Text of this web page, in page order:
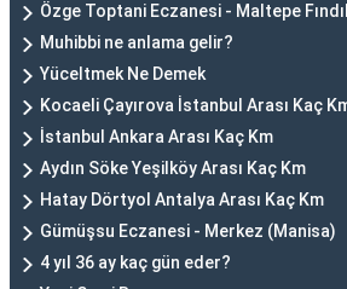
Özge Toptani Eczanesi - Maltepe
Muhibbi ne anlama gelir?
Yüceltmek Ne Demek
Kocaeli Çayırova İstanbul Arası Kaç
İstanbul Ankara Arası Kaç Km
Aydın Söke Yeşilköy Arası Kaç Km
Hatay Dörtyol Antalya Arası Kaç Km
Gümüşsu Eczanesi - Merkez (Manisa)
4 yıl 36 ay kaç gün eder?